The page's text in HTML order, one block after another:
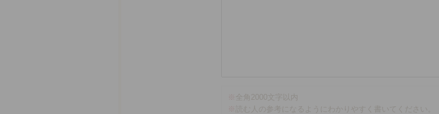
※ 全角2000文字以内
※ 読む人の参考になるようにわかりやすく書いてください。